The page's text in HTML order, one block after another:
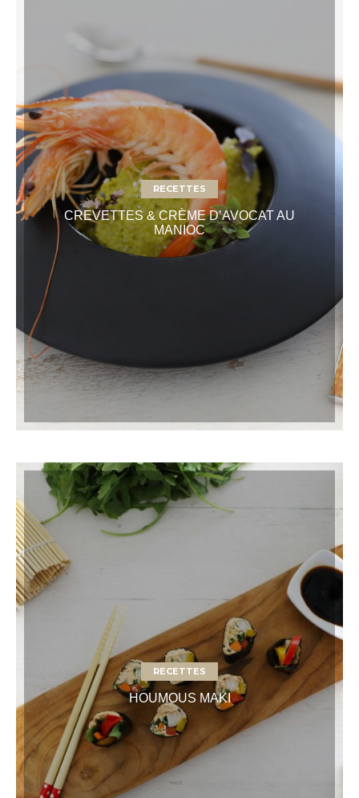
RECETTES
CREVETTES & CRÈME D’AVOCAT AU
MANIOC
RECETTES
HOUMOUS MAKI